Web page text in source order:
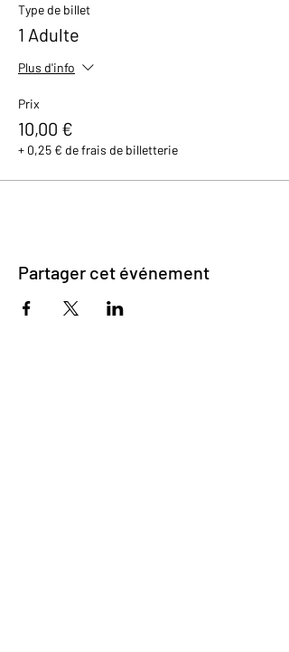
Type de billet
1 Adulte
Plus d'info
Prix
10,00 €
+ 0,25 € de frais de billetterie
Partager cet événement